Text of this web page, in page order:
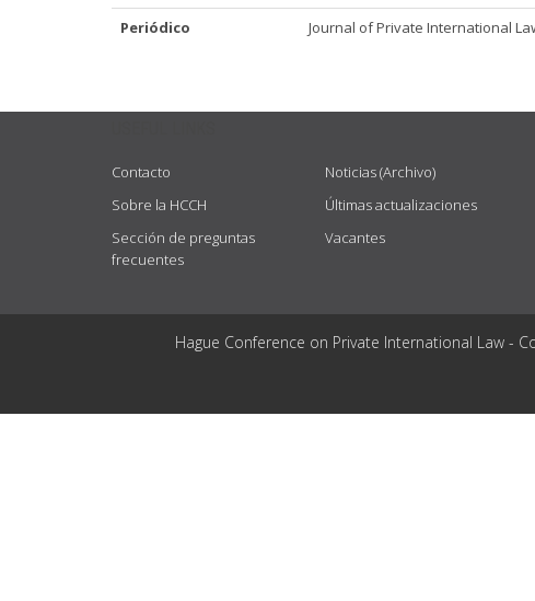
Periódico
Journal of Private International
Contacto
Sobre la HCCH
Sección de preguntas
frecuentes
Noticias (Archivo)
Últimas actualizaciones
Vacantes
Hague Conference on Private International Law -